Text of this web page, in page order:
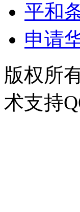
平和
申请
版权所
术支持